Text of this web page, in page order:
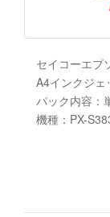
セイコーエプ
A4インクジェ
パック内容：
機種：PX-